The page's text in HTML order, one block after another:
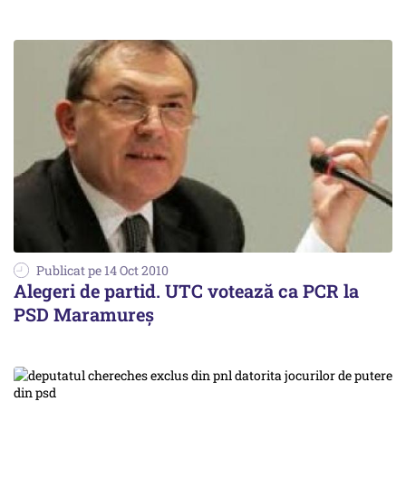
Publicat pe 14 Oct 2010
Alegeri de partid. UTC votează ca PCR la
PSD Maramureş